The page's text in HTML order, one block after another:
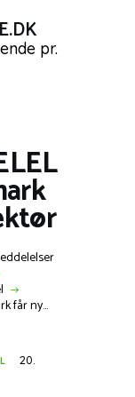
pr.
får ny...
pr. måned
20.